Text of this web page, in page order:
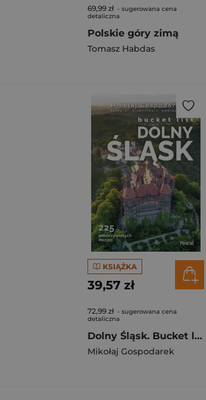
69,99 zł - sugerowana cena
detaliczna
Polskie góry zimą
Tomasz Habdas
KSIĄŻKA
39,57 zł
72,99 zł - sugerowana cena
detaliczna
Dolny Śląsk. Bucket list
Mikołaj Gospodarek